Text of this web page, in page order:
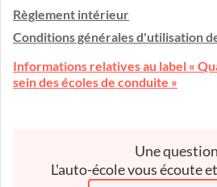
Règlement intérieur
Conditions générales d'utilisation
Informations relatives au label «
sein des écoles de conduite »
Une
L'auto-école vous écoute